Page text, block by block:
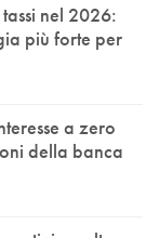
nel 2026:
più forte per
a zero
della banca